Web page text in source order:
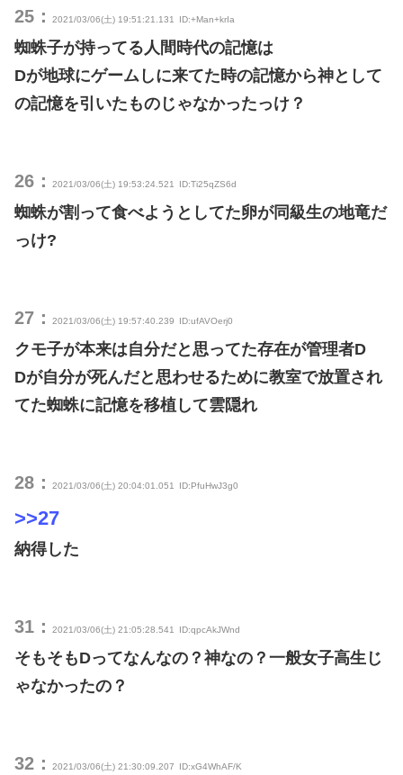
25： 2021/03/06(土) 19:51:21.131 ID:+Man+krIa
蜘蛛子が持ってる人間時代の記憶は
Dが地球にゲームしに来てた時の記憶から神として
の記憶を引いたものじゃなかったっけ？
26： 2021/03/06(土) 19:53:24.521 ID:Ti25qZS6d
蜘蛛が割って食べようとしてた卵が同級生の地竜だ
っけ?
27： 2021/03/06(土) 19:57:40.239 ID:ufAVOerj0
クモ子が本来は自分だと思ってた存在が管理者D
Dが自分が死んだと思わせるために教室で放置され
てた蜘蛛に記憶を移植して雲隠れ
28： 2021/03/06(土) 20:04:01.051 ID:PfuHwJ3g0
>>27
納得した
31： 2021/03/06(土) 21:05:28.541 ID:qpcAkJWnd
そもそもDってなんなの？神なの？一般女子高生じ
ゃなかったの？
32： 2021/03/06(土) 21:30:09.207 ID:xG4WhAF/K